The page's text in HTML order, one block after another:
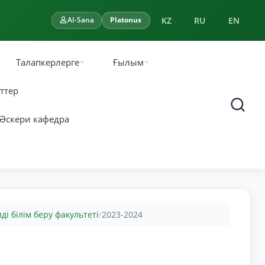
AI-Sana Platonus KZ RU EN
Талапкерлерге Ғылым
Әскери кафедра
білім беру факультеті/2023-2024